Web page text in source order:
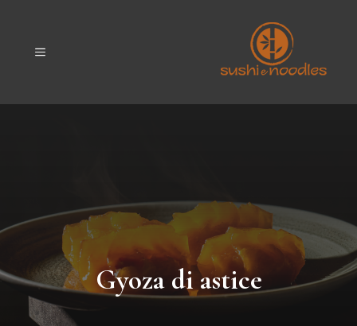
contenutoMENU
Gyoza di astice